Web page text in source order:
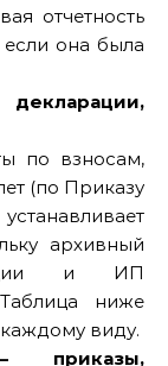
отчетность
она была
по взносам,
(по Приказу
архивный
и ИП
ниже
виду.
приказы,